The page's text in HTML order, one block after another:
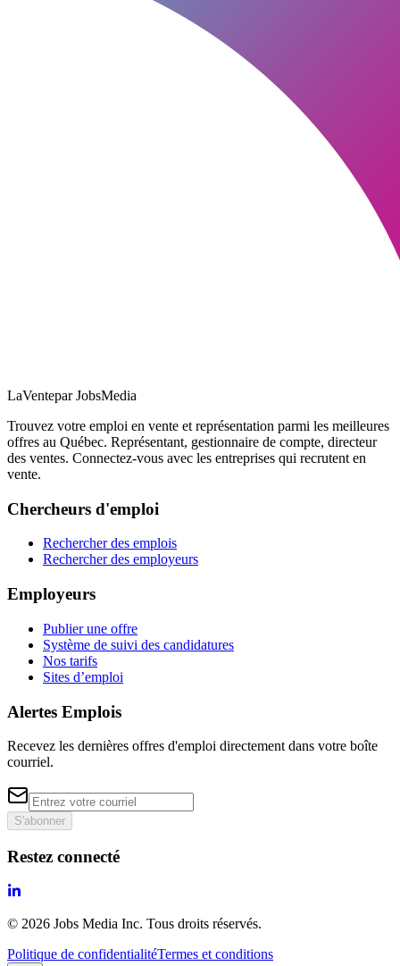
LaVentepar JobsMedia
Trouvez votre emploi en vente et représentation parmi les meilleures
offres au Québec. Représentant, gestionnaire de compte, directeur
des ventes. Connectez-vous avec les entreprises qui recrutent en
vente.
Chercheurs d'emploi
Rechercher des emplois
Rechercher des employeurs
Employeurs
Publier une offre
Système de suivi des candidatures
Nos tarifs
Sites d’emploi
Alertes Emplois
Recevez les dernières offres d'emploi directement dans votre boîte
courriel.
S'abonner
Restez connecté
© 2026 Jobs Media Inc. Tous droits réservés.
Politique de confidentialitéTermes et conditions